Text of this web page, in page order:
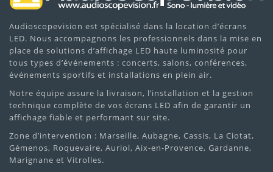
Audioscopevision est spécialisé dans la location d’écrans
LED. Nous accompagnons les professionnels dans la mise en
place de solutions d’affichage LED haute luminosité pour
tous types d’événements : concerts, salons, conférences,
événements sportifs et installations en plein air.
Notre équipe assure la livraison, l’installation et la gestion
technique complète de vos écrans LED afin de garantir un
affichage fiable et performant sur site.
Zone d’intervention : Marseille, Aubagne, Cassis, La Ciotat,
Gémenos, Roquevaire, Auriol, Aix-en-Provence, Gardanne,
Marignane et Vitrolles.